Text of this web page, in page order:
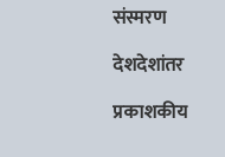
संस्मरण
देशदेशांतर
प्रकाशकीय